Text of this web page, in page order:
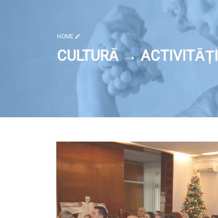
HOME
CULTURĂ → ACTIVITĂȚI